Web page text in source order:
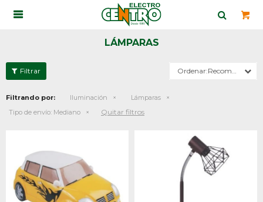

LÁMPARAS
Recomendados
Filtrando por: Iluminación
Lámparas
Tipo de envío: Mediano Quitar filtros